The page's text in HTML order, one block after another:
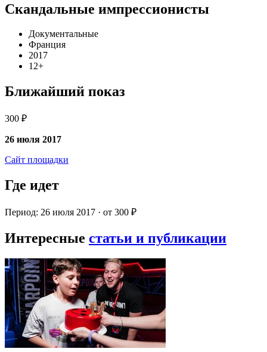
Скандальные импрессионисты
Документальные
Франция
2017
12+
Ближайший показ
300 ₽
26 июля 2017
Сайт площадки
Где идет
Период: 26 июля 2017 · от 300 ₽
Интересные статьи и публикации